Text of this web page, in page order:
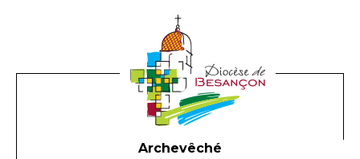
Archevêché